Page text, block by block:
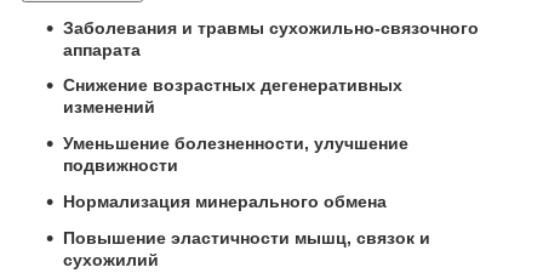
Заболевания и травмы сухожильно-связочного
аппарата
Снижение возрастных дегенеративных
изменений
Уменьшение болезненности, улучшение
подвижности
Нормализация минерального обмена
Повышение эластичности мышц, связок и
сухожилий